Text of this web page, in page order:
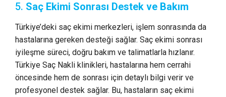
5. Saç Ekimi Sonrası Destek ve Bakım
Türkiye’deki saç ekimi merkezleri, işlem sonrasında da
hastalarına gereken desteği sağlar. Saç ekimi sonrası
iyileşme süreci, doğru bakım ve talimatlarla hızlanır.
Türkiye Saç Nakli klinikleri, hastalarına hem cerrahi
öncesinde hem de sonrası için detaylı bilgi verir ve
profesyonel destek sağlar. Bu, hastaların saç ekimi